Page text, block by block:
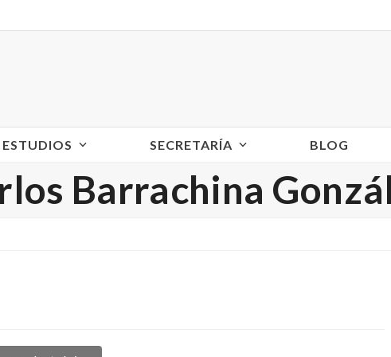
SECRETARÍA BLOG
Barrachina